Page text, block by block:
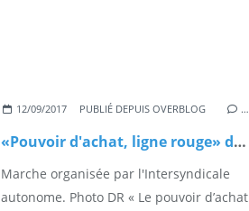
12/09/2017 PUBLIÉ DEPUIS OVERBLOG …
«Pouvoir d'achat, ligne rouge» des syndicats autonomes
Marche organisée par l'Intersyndicale
autonome. Photo DR « Le pouvoir d’achat